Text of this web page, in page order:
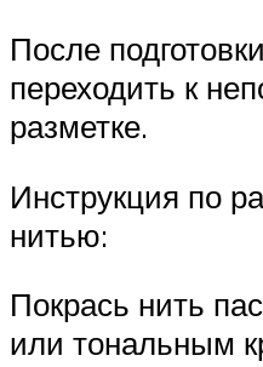
После
переходить к
разметке.
Инструкция по
нитью:
Покрась нить
или тональным